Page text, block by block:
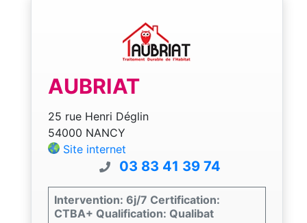
AUBRIAT
25 rue Henri Déglin
54000 NANCY
Site internet
03 83 41 39 74
Intervention: 6j/7 Certification:
CTBA+ Qualification: Qualibat